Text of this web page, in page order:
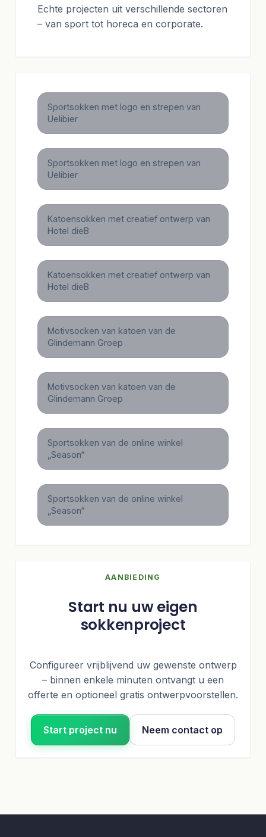
Echte projecten uit verschillende sectoren
– van sport tot horeca en corporate.
Sportsokken met logo en strepen van
Uelibier
Sportsokken met logo en strepen van
Uelibier
Katoensokken met creatief ontwerp van
Hotel dieB
Katoensokken met creatief ontwerp van
Hotel dieB
Motivsocken van katoen van de
Glindemann Groep
Motivsocken van katoen van de
Glindemann Groep
Sportsokken van de online winkel
„Season“
Sportsokken van de online winkel
„Season“
AANBIEDING
Start nu uw eigen
sokkenproject
Configureer vrijblijvend uw gewenste ontwerp
– binnen enkele minuten ontvangt u een
offerte en optioneel gratis ontwerpvoorstellen.
Start project nu Neem contact op